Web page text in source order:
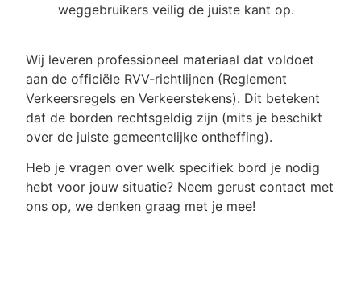
weggebruikers veilig de juiste kant op.
Wij leveren professioneel materiaal dat voldoet
aan de officiële RVV-richtlijnen (Reglement
Verkeersregels en Verkeerstekens). Dit betekent
dat de borden rechtsgeldig zijn (mits je beschikt
over de juiste gemeentelijke ontheffing).
Heb je vragen over welk specifiek bord je nodig
hebt voor jouw situatie? Neem gerust contact met
ons op, we denken graag met je mee!